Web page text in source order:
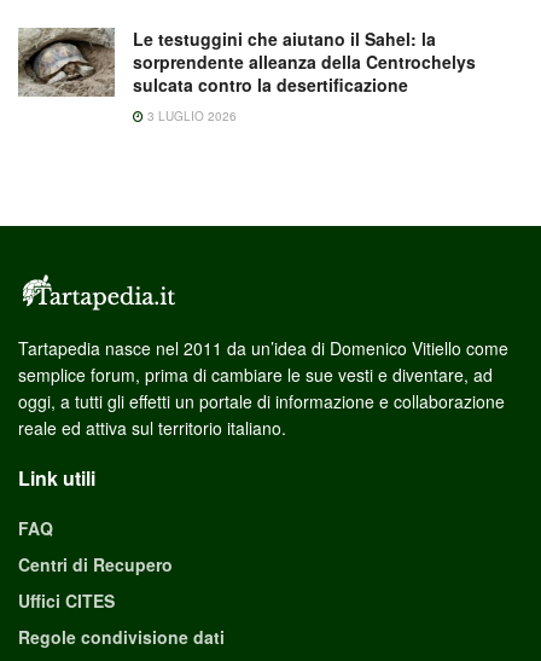
Le testuggini che aiutano il Sahel: la
sorprendente alleanza della Centrochelys
sulcata contro la desertificazione
3 LUGLIO 2026
Tartapedia nasce nel 2011 da un’idea di Domenico Vitiello come
semplice forum, prima di cambiare le sue vesti e diventare, ad
oggi, a tutti gli effetti un portale di informazione e collaborazione
reale ed attiva sul territorio italiano.
Link utili
FAQ
Centri di Recupero
Uffici CITES
Regole condivisione dati